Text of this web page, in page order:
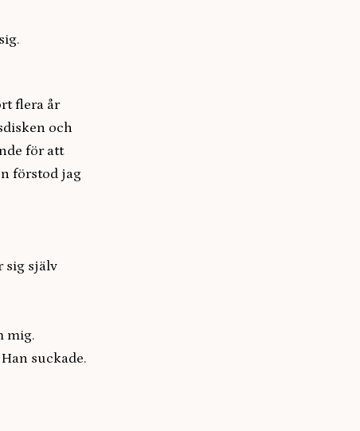
flera år
och
för att
förstod jag
sig själv
mig.
suckade.